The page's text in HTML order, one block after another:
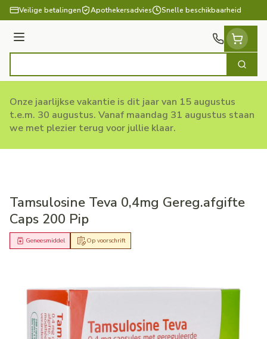
Ga naar de inhoud
Veilige betalingen Apothekersadvies Snelle beschikbaarheid
Menu
Zoek
Onze jaarlijkse vakantie is dit jaar van 15 augustus
t.e.m. 30 augustus. Vanaf maandag 31 augustus staan
we met plezier terug voor jullie klaar.
Tamsulosine Teva 0,4mg Gereg.afgifte
Caps 200 Pip
Op voorschrift
Geneesmiddel